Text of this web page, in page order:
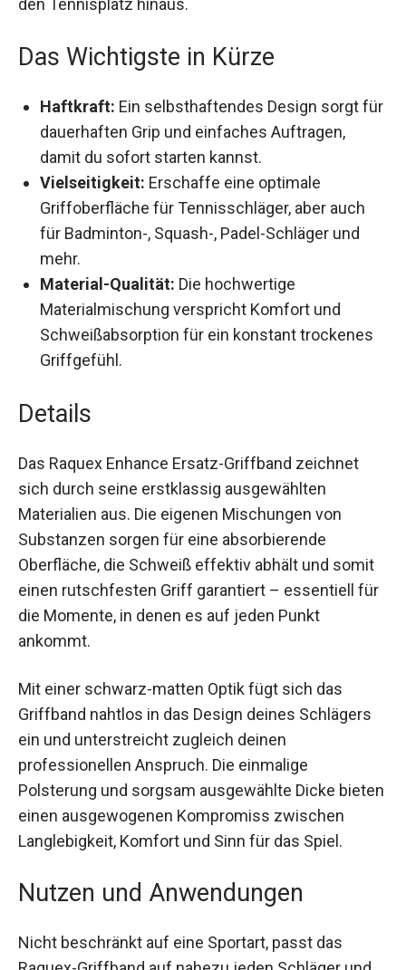
Das Wichtigste in Kürze
für dauerhaften Grip und einfaches Auftragen,
damit du sofort starten kannst.
Vielseitigkeit: Erschaffe eine optimale
Griffoberfläche für Tennisschläger, aber auch
für Badminton-, Squash-, Padel-Schläger und
mehr.
Material-Qualität:
Materialmischung verspricht Komfort und
Schweißabsorption für ein konstant trockenes
Griffgefühl.
Details
sich durch seine erstklassig ausgewählten
Materialien aus. Die eigenen Mischungen von
Substanzen sorgen für eine absorbierende
Oberfläche, die Schweiß effektiv abhält und somit
einen rutschfesten Griff garantiert – essentiell
für die Momente, in denen es auf jeden Punkt
ankommt.
Griffband nahtlos in das Design deines Schlägers
ein und unterstreicht zugleich deinen
professionellen Anspruch. Die einmalige
Polsterung und sorgsam ausgewählte Dicke
bieten einen ausgewogenen Kompromiss
zwischen Langlebigkeit, Komfort und Sinn für das
Spiel.
Nutzen und Anwendungen
Nicht beschränkt auf eine Sportart, passt das